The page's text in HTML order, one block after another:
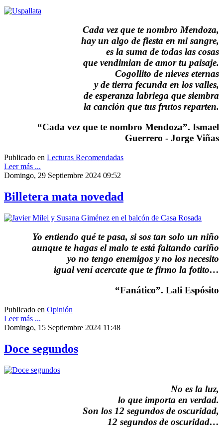
Cada vez que te nombro Mendoza,
hay un algo de fiesta en mi sangre,
es la suma de todas las cosas
que vendimian de amor tu paisaje.
Cogollito de nieves eternas
y de tierra fecunda en los valles,
de esperanza labriega que siembra
la canción que tus frutos reparten.
“Cada vez que te nombro Mendoza”. Ismael
Guerrero - Jorge Viñas
Publicado en Lecturas Recomendadas
Leer más ...
Domingo, 29 Septiembre 2024 09:52
Billetera mata novedad
Yo entiendo qué te pasa, si sos tan solo un niño
aunque te hagas el malo te está faltando cariño
yo no tengo enemigos y no los necesito
igual vení acercate que te firmo la fotito…
“Fanático”. Lali Espósito
Publicado en Opinión
Leer más ...
Domingo, 15 Septiembre 2024 11:48
Doce segundos
No es la luz,
lo que importa en verdad.
Son los 12 segundos de oscuridad,
12 segundos de oscuridad…